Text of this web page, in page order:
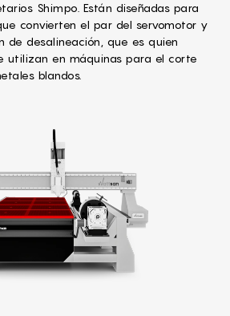
Shimpo. Están diseñadas para
convierten el par del servomotor y
de desalineación, que es quien
utilizan en máquinas para el corte
blandos.